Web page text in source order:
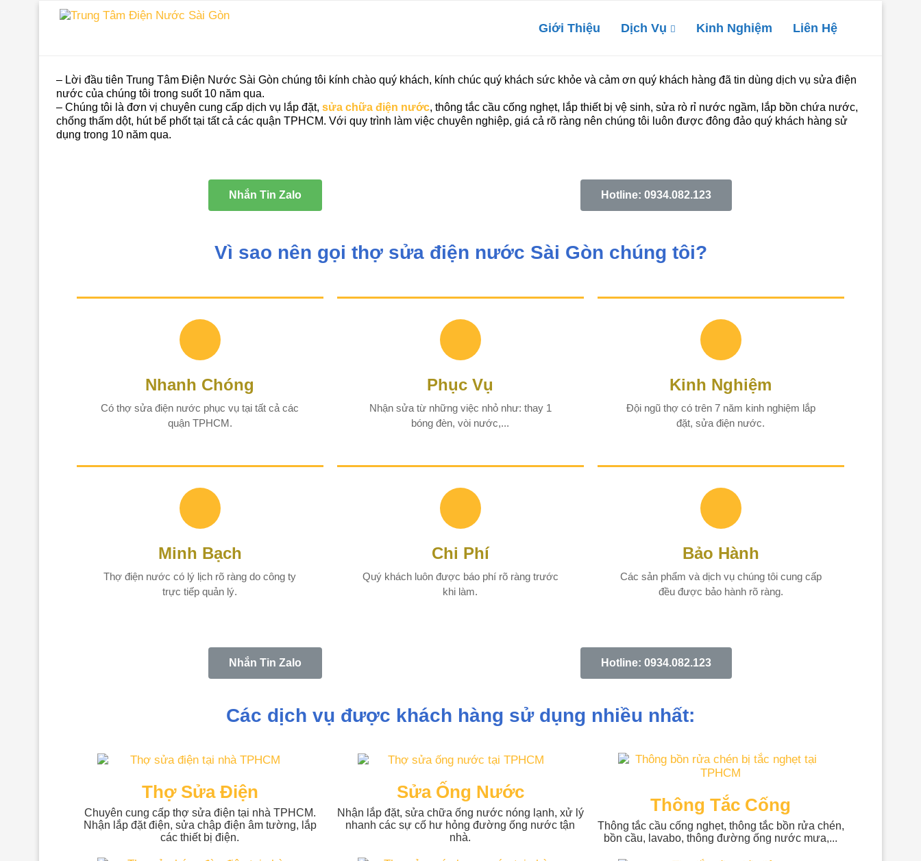
Giới Thiệu Dịch Vụ Kinh Nghiệm Liên Hệ
– Lời đầu tiên Trung Tâm Điện Nước Sài Gòn chúng tôi kính chào quý khách, kính chúc quý khách sức khỏe và cảm ơn quý khách hàng đã tin dùng dịch vụ sửa điện
nước của chúng tôi trong suốt 10 năm qua.
– Chúng tôi là đơn vị chuyên cung cấp dịch vụ lắp đặt, sửa chữa điện nước, thông tắc cầu cống nghẹt, lắp thiết bị vệ sinh, sửa rò rỉ nước ngầm, lắp bồn chứa nước,
chống thấm dột, hút bể phốt tại tất cả các quận TPHCM. Với quy trình làm việc chuyên nghiệp, giá cả rõ ràng nên chúng tôi luôn được đông đảo quý khách hàng sử
dụng trong 10 năm qua.
Nhắn Tin Zalo Hotline: 0934.082.123
Vì sao nên gọi thợ sửa điện nước Sài Gòn chúng tôi?
Nhanh Chóng
Có thợ sửa điện nước phục vụ tại tất cả các
quận TPHCM.
Minh Bạch
Thợ điện nước có lý lịch rõ ràng do công ty
trực tiếp quản lý.
Phục Vụ
Nhận sửa từ những việc nhỏ như: thay 1
bóng đèn, vòi nước,...
Chi Phí
Quý khách luôn được báo phí rõ ràng trước
khi làm.
Kinh Nghiệm
Đội ngũ thợ có trên 7 năm kinh nghiệm lắp
đặt, sửa điện nước.
Bảo Hành
Các sản phẩm và dịch vụ chúng tôi cung cấp
đều được bảo hành rõ ràng.
Nhắn Tin Zalo Hotline: 0934.082.123
Các dịch vụ được khách hàng sử dụng nhiều nhất:
Thợ Sửa Điện
Chuyên cung cấp thợ sửa điện tại nhà TPHCM.
Nhận lắp đặt điện, sửa chập điện âm tường, lắp
các thiết bị điện.
Sửa Ống Nước
Nhận lắp đặt, sửa chữa ống nước nóng lạnh, xử lý
nhanh các sự cố hư hỏng đường ống nước tận
nhà.
Thông Tắc Cống
Thông tắc cầu cống nghẹt, thông tắc bồn rửa chén,
bồn cầu, lavabo, thông đường ống nước mưa,...